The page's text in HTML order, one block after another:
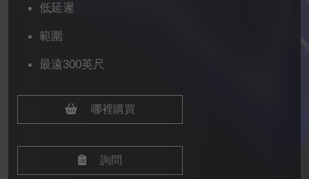
低延遲
範圍
最遠300英尺
哪裡購買
詢問